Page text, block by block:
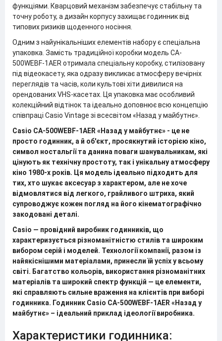
функціями. Кварцовий механізм забезпечує стабільну та
точну роботу, а дизайн корпусу захищає годинник від
типових ризиків щоденного носіння.
Одним з найунікальніших елементів набору є спеціальна
упаковка. Замість традиційної коробки модель CA-
500WEBF-1AER отримала спеціальну коробку, стилізовану
під відеокасету, яка одразу викликає атмосферу вечірніх
переглядів та часів, коли культові хіти дивилися на
орендованих VHS-касетах. Ця упаковка має особливий
колекційний відтінок та ідеально доповнює всю концепцію
співпраці Casio Vintage зі всесвітом «Назад у майбутнє».
Casio CA-500WEBF-1AER «Назад у майбутнє» - це не
просто годинник, а й об'єкт, просякнутий історією кіно,
символ ностальгії та данина поваги шанувальникам, які
цінують як технічну простоту, так і унікальну атмосферу
кіно 1980-х років. Ця модель ідеально підходить для
тих, хто шукає аксесуар з характером, але не хоче
відмовлятися від легкого, грайливого штриха, який
супроводжує кожен погляд на його кінематографічно
закодовані деталі.
Casio — провідний виробник годинників, що
характеризується різноманітністю стилів та широким
вибором серій і моделей. Технології компанії, разом із
найякіснішими матеріалами, принесли їй успіх у всьому
світі. Багатство кольорів, використання різноманітних
матеріалів та широкий спектр функцій — це елементи,
які справляють сильне враження на клієнтів при виборі
годинника. Годинник Casio CA-500WEBF-1AER «Назад у
майбутнє» – ідеальний приклад ідеології виробника.
Характеристики годинника: